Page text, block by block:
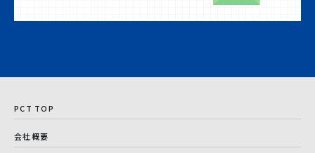
PCT TOP
会社概要